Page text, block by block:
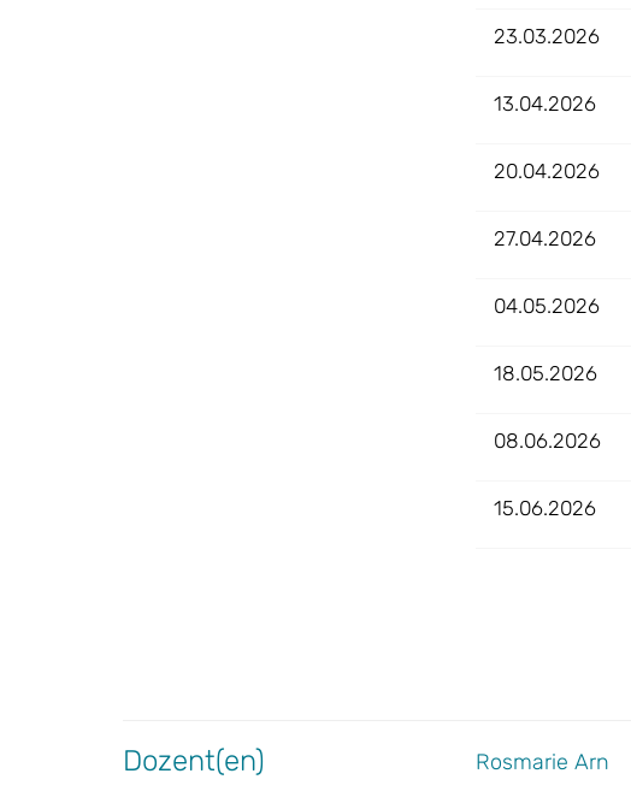
23.03.2026
13.04.2026
20.04.2026
27.04.2026
04.05.2026
18.05.2026
08.06.2026
15.06.2026
Dozent(en) Rosmarie Arn